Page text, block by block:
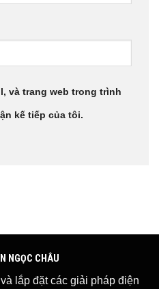
và trang web trong trình
kế tiếp của tôi.
NGỌC CHÂU
lắp đặt các giải pháp điện